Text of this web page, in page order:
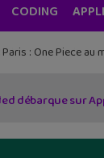
CODING
: One Piece
débarque sur